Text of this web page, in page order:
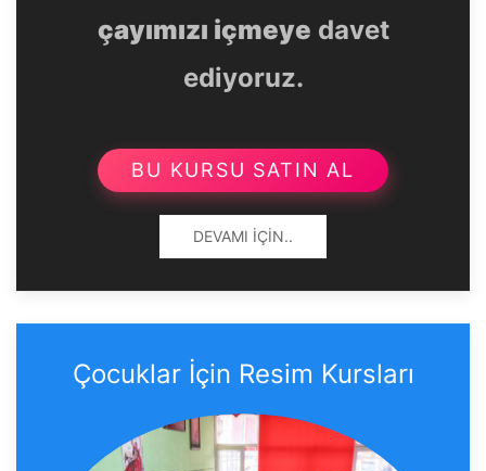
çayımızı içmeye davet
ediyoruz.
BU KURSU SATIN AL
DEVAMI İÇIN..
Çocuklar İçin Resim Kursları